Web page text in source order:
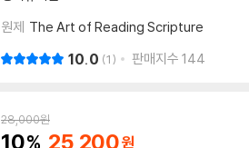
원제 The Art of Reading Scripture
10.0 1 판매지수 144
28,000원
10 25,200